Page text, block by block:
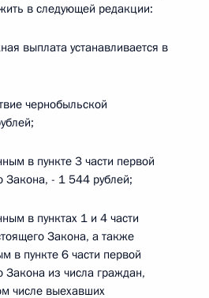
в следующей редакции:
выплата устанавливается в
чернобыльской
в пункте 3 части первой
Закона, - 1 544 рублей;
в пунктах 1 и 4 части
Закона, а также
в пункте 6 части первой
Закона из числа граждан,
числе выехавших